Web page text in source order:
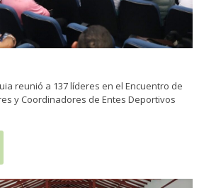
reunió a 137 líderes en el Encuentro de
y Coordinadores de Entes Deportivos